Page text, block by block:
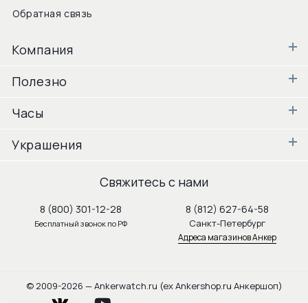
Обратная связь
Компания
Полезно
Часы
Украшения
Свяжитесь с нами
8 (800) 301-12-28
Бесплатный звонок по РФ
8 (812) 627-64-58
Санкт-Петербург
Адреса магазинов Анкер
© 2009-2026 — Ankerwatch.ru (ex Ankershop.ru Анкершоп)
vkontakte youtube